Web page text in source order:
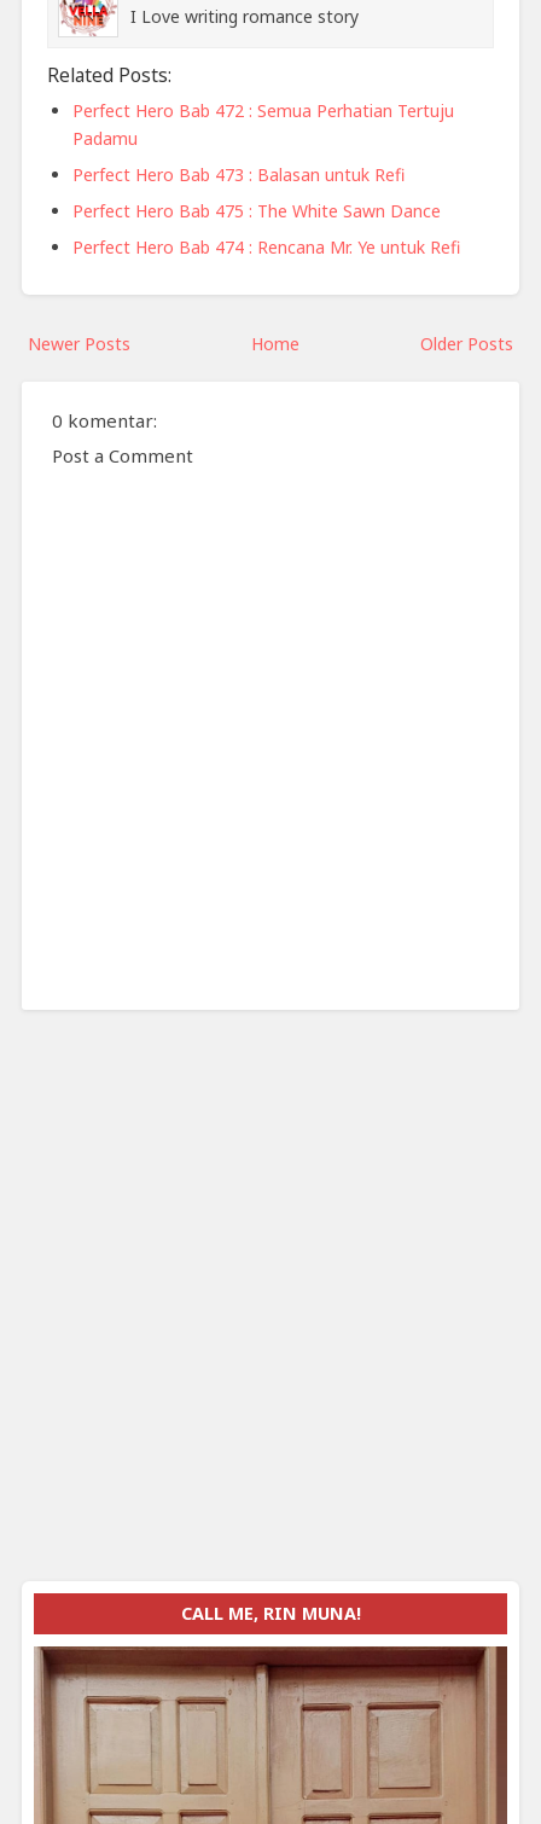
I Love writing romance story
Related Posts:
Perfect Hero Bab 472 : Semua Perhatian Tertuju
Padamu
Perfect Hero Bab 473 : Balasan untuk Refi
Perfect Hero Bab 475 : The White Sawn Dance
Perfect Hero Bab 474 : Rencana Mr. Ye untuk Refi
Newer Posts Older Posts
Home
0 komentar:
Post a Comment
CALL ME, RIN MUNA!